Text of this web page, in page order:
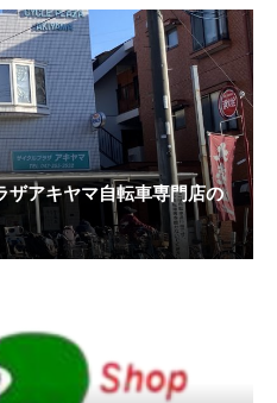
ザアキヤマ自転車専門店の